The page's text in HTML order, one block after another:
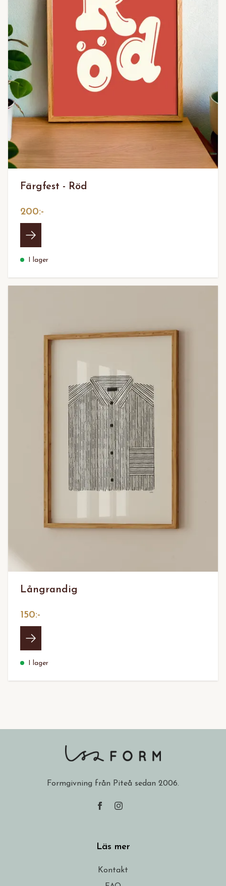
Färgfest - Röd
200:-
I lager
Långrandig
150:-
I lager
Formgivning från Piteå sedan 2006.
Läs mer
Kontakt